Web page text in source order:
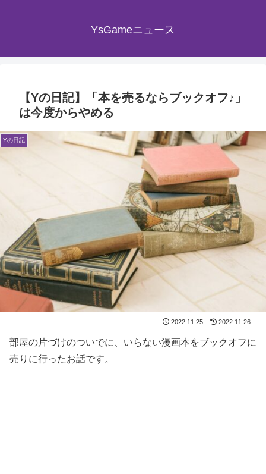
YsGameニュース
【Yの日記】「本を売るならブックオフ♪」
は今度からやめる
Yの日記
2022.11.25 2022.11.26
部屋の片づけのついでに、いらない漫画本をブックオフに
売りに行ったお話です。